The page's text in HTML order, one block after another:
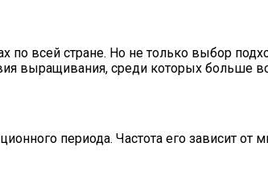
всей стране. Но не только выбор
выращивания, среди которых больше
периода. Частота его зависит от